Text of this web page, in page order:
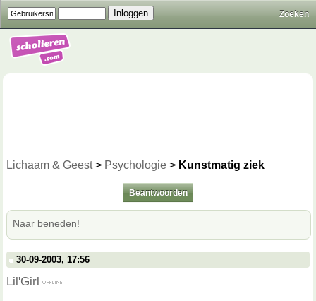
Zoeken
Lichaam & Geest> Psychologie > Kunstmatig ziek
Beantwoorden
Naar beneden!
30-09-2003, 17:56
Lil'Girl